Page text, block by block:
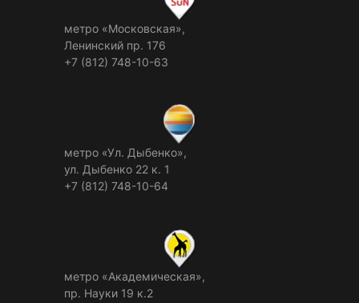
метро «Московская»,
Ленинский пр. 176
+7 (812) 748-10-63
метро «Ул. Дыбенко»,
ул. Дыбенко 22 к. 1
+7 (812) 748-10-64
метро «Академическая»,
пр. Науки 19 к.2